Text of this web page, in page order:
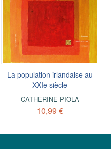
La population irlandaise au
XXIe siècle
CATHERINE PIOLA
10,99 €